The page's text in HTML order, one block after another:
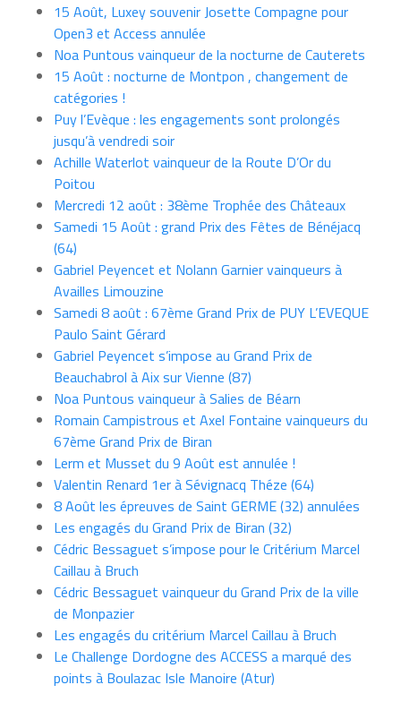
15 Août, Luxey souvenir Josette Compagne pour
Open3 et Access annulée
Noa Puntous vainqueur de la nocturne de Cauterets
15 Août : nocturne de Montpon , changement de
catégories !
Puy l’Evèque : les engagements sont prolongés
jusqu’à vendredi soir
Achille Waterlot vainqueur de la Route D’Or du
Poitou
Mercredi 12 août : 38ème Trophée des Châteaux
Samedi 15 Août : grand Prix des Fêtes de Bénéjacq
(64)
Gabriel Peyencet et Nolann Garnier vainqueurs à
Availles Limouzine
Samedi 8 août : 67ème Grand Prix de PUY L’EVEQUE
Paulo Saint Gérard
Gabriel Peyencet s’impose au Grand Prix de
Beauchabrol à Aix sur Vienne (87)
Noa Puntous vainqueur à Salies de Béarn
Romain Campistrous et Axel Fontaine vainqueurs du
67ème Grand Prix de Biran
Lerm et Musset du 9 Août est annulée !
Valentin Renard 1er à Sévignacq Théze (64)
8 Août les épreuves de Saint GERME (32) annulées
Les engagés du Grand Prix de Biran (32)
Cédric Bessaguet s’impose pour le Critérium Marcel
Caillau à Bruch
Cédric Bessaguet vainqueur du Grand Prix de la ville
de Monpazier
Les engagés du critérium Marcel Caillau à Bruch
Le Challenge Dordogne des ACCESS a marqué des
points à Boulazac Isle Manoire (Atur)